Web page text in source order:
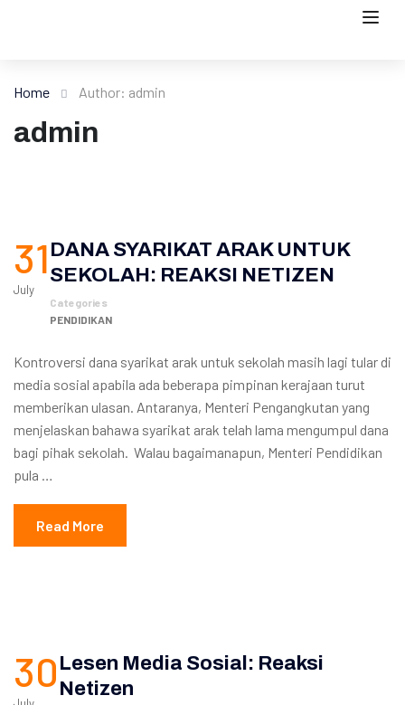
Home Author: admin
admin
31
July
DANA SYARIKAT ARAK UNTUK
SEKOLAH: REAKSI NETIZEN
Categories
PENDIDIKAN
Kontroversi dana syarikat arak untuk sekolah masih lagi tular di
media sosial apabila ada beberapa pimpinan kerajaan turut
memberikan ulasan. Antaranya, Menteri Pengangkutan yang
menjelaskan bahawa syarikat arak telah lama mengumpul dana
bagi pihak sekolah. Walau bagaimanapun, Menteri Pendidikan
pula …
Read More
30 Lesen Media Sosial: Reaksi
Netizen